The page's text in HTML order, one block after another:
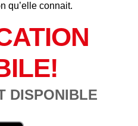
qu’elle connait.
DISPONIBLE